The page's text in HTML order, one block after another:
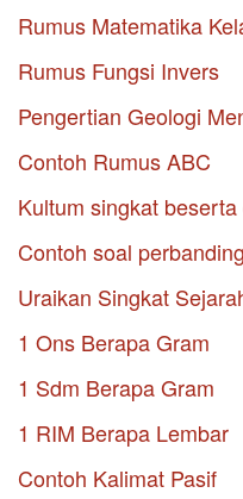
Rumus Matematika
Rumus Fungsi Invers
Pengertian Geologi
Contoh Rumus ABC
Kultum singkat
Contoh soal
Uraikan Singkat
1 Ons Berapa Gram
1 Sdm Berapa Gram
1 RIM Berapa Lembar
Contoh Kalimat Pasif